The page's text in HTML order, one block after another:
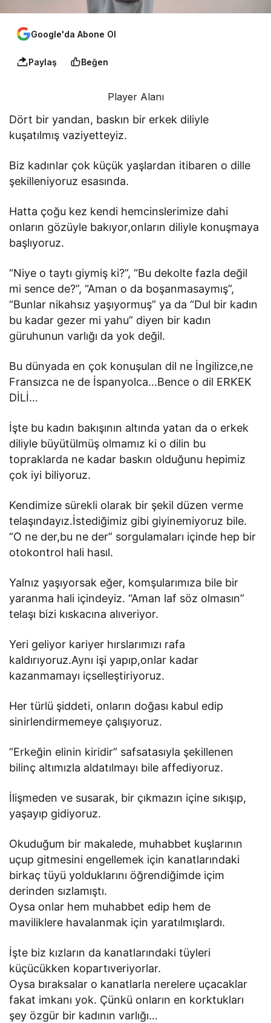
Google'da Abone Ol
Paylaş Beğen
Player Alanı
Dört bir yandan, baskın bir erkek diliyle
kuşatılmış vaziyetteyiz.
Biz kadınlar çok küçük yaşlardan itibaren o dille
şekilleniyoruz esasında.
Hatta çoğu kez kendi hemcinslerimize dahi
onların gözüyle bakıyor,onların diliyle konuşmaya
başlıyoruz.
“Niye o taytı giymiş ki?”, “Bu dekolte fazla değil
mi sence de?”, “Aman o da boşanmasaymış”,
“Bunlar nikahsız yaşıyormuş” ya da “Dul bir kadın
bu kadar gezer mi yahu” diyen bir kadın
güruhunun varlığı da yok değil.
Bu dünyada en çok konuşulan dil ne İngilizce,ne
Fransızca ne de İspanyolca…Bence o dil ERKEK
DİLİ…
İşte bu kadın bakışının altında yatan da o erkek
diliyle büyütülmüş olmamız ki o dilin bu
topraklarda ne kadar baskın olduğunu hepimiz
çok iyi biliyoruz.
Kendimize sürekli olarak bir şekil düzen verme
telaşındayız.İstediğimiz gibi giyinemiyoruz bile.
“O ne der,bu ne der” sorgulamaları içinde hep bir
otokontrol hali hasıl.
Yalnız yaşıyorsak eğer, komşularımıza bile bir
yaranma hali içindeyiz. “Aman laf söz olmasın”
telaşı bizi kıskacına alıveriyor.
Yeri geliyor kariyer hırslarımızı rafa
kaldırıyoruz.Aynı işi yapıp,onlar kadar
kazanmamayı içselleştiriyoruz.
Her türlü şiddeti, onların doğası kabul edip
sinirlendirmemeye çalışıyoruz.
“Erkeğin elinin kiridir” safsatasıyla şekillenen
bilinç altımızla aldatılmayı bile affediyoruz.
İlişmeden ve susarak, bir çıkmazın içine sıkışıp,
yaşayıp gidiyoruz.
Okuduğum bir makalede, muhabbet kuşlarının
uçup gitmesini engellemek için kanatlarındaki
birkaç tüyü yolduklarını öğrendiğimde içim
derinden sızlamıştı.
Oysa onlar hem muhabbet edip hem de
maviliklere havalanmak için yaratılmışlardı.
İşte biz kızların da kanatlarındaki tüyleri
küçücükken kopartıveriyorlar.
Oysa bıraksalar o kanatlarla nerelere uçacaklar
fakat imkanı yok. Çünkü onların en korktukları
şey özgür bir kadının varlığı…